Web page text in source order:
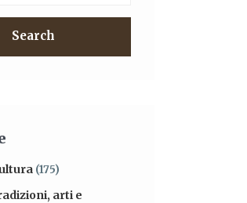
Search
(175)
arti e